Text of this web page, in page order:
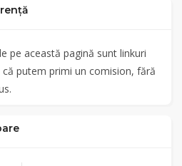
pe această pagină sunt linkuri
putem primi un comision, fără